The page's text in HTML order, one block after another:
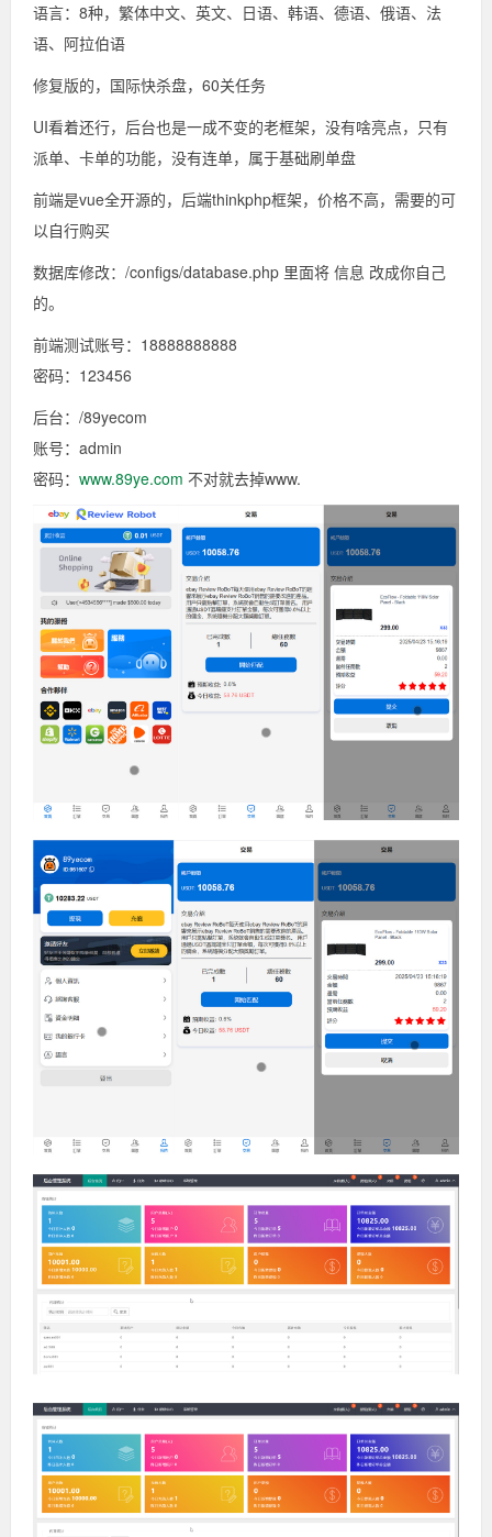
语言：8种，繁体中文、英文、日语、韩语、德语、俄语、法
语、阿拉伯语
修复版的，国际快杀盘，60关任务
UI看着还行，后台也是一成不变的老框架，没有啥亮点，只有
派单、卡单的功能，没有连单，属于基础刷单盘
前端是vue全开源的，后端thinkphp框架，价格不高，需要的可
以自行购买
数据库修改：/configs/database.php 里面将 信息 改成你自己
的。
前端测试账号：18888888888
密码：123456
后台：/89yecom
账号：admin
密码： www.89ye.com 不对就去掉www.